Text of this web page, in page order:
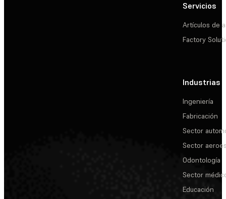
Servicios
Artículos de
Factory
Industrias
Ingeniería
Fabricación
Sector
Sector
Odontología
Sector
Educación